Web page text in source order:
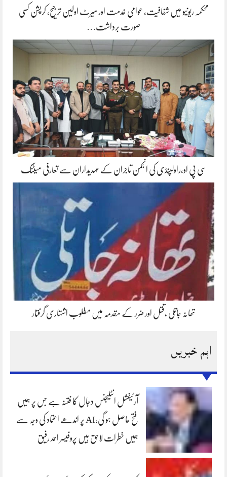
محکمہ ریونیو میں شفافیت، عوامی خدمت اور میرٹ اولین ترجیح، کرپشن کسی
صورت برداشت…
سی پی او،راولپنڈی کی انجمن تاجران کے عہدیداران سے تعارفی میٹنگ
تھانہ جاتلی ،قتل اور ضرر کے مقدمہ میں مطلوب اشتہاری گرفتار
اہم خبریں
آرٹیفشل انٹلیجنس دجال کا فتنہ ہے جس پر ہمیں
فتح حاصل ہو گی،AI پر اندھے اعتماد کی وجہ سے
ہمیں خطرات لاحق ہیں پروفیسر احمد رفیق